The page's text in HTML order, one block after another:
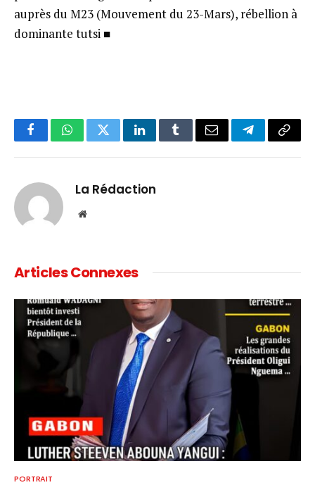
auprès du M23 (Mouvement du 23-Mars), rébellion à
dominante tutsi ■
FacebookWhatsAppTwitterLinkedInTumblrEmail TelegramCopy
La Rédaction
Website
Articles Connexes
PORTRAIT